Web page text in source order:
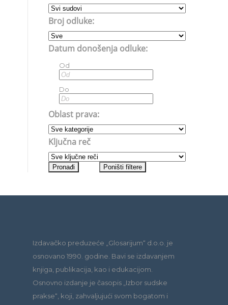
Broj odluke:
Datum donošenja odluke:
Od
Do
Oblast prava:
Ključna reč
Izdavačko preduzeće „Glosarijum“ d.o.o. je
osnovano 1990. godine. Bavi se izdavanjem
knjiga, publikacija, kao i edukacijom.
Osnovno izdanje je časopis „Izbor sudske
prakse“, koji, zahvaljujući svom bogatom i